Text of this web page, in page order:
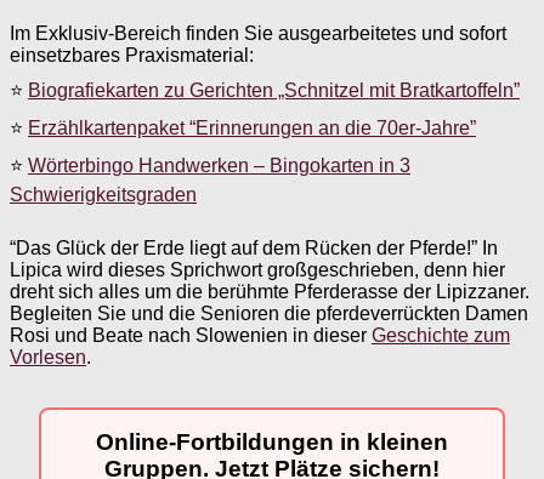
Im Exklusiv-Bereich finden Sie ausgearbeitetes und sofort
einsetzbares Praxismaterial:
⭐ Biografiekarten zu Gerichten „Schnitzel mit Bratkartoffeln”
⭐ Erzählkartenpaket “Erinnerungen an die 70er-Jahre”
⭐ Wörterbingo Handwerken – Bingokarten in 3
Schwierigkeitsgraden
“Das Glück der Erde liegt auf dem Rücken der Pferde!” In
Lipica wird dieses Sprichwort großgeschrieben, denn hier
dreht sich alles um die berühmte Pferderasse der Lipizzaner.
Begleiten Sie und die Senioren die pferdeverrückten Damen
Rosi und Beate nach Slowenien in dieser Geschichte zum
Vorlesen.
Online-Fortbildungen in kleinen
Gruppen. Jetzt Plätze sichern!